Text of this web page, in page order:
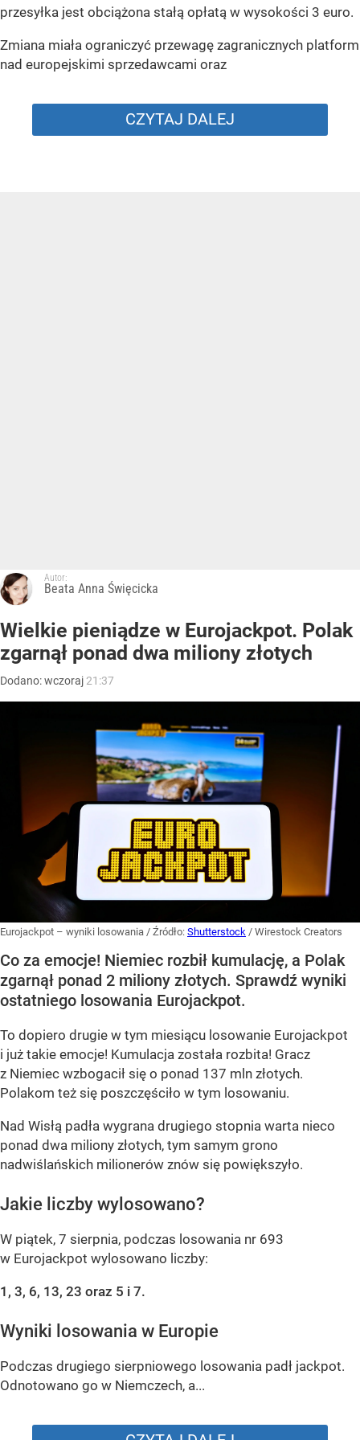
przesyłka jest obciążona stałą opłatą w wysokości 3 euro.
Zmiana miała ograniczyć przewagę zagranicznych platform
nad europejskimi sprzedawcami oraz
CZYTAJ DALEJ
Autor:
Beata Anna Święcicka
Wielkie pieniądze w Eurojackpot. Polak
zgarnął ponad dwa miliony złotych
Dodano:wczoraj 21:37
Eurojackpot – wyniki losowania / Źródło: Shutterstock / Wirestock Creators
Co za emocje! Niemiec rozbił kumulację, a Polak
zgarnął ponad 2 miliony złotych. Sprawdź wyniki
ostatniego losowania Eurojackpot.
To dopiero drugie w tym miesiącu losowanie Eurojackpot
i już takie emocje! Kumulacja została rozbita! Gracz
z Niemiec wzbogacił się o ponad 137 mln złotych.
Polakom też się poszczęściło w tym losowaniu.
Nad Wisłą padła wygrana drugiego stopnia warta nieco
ponad dwa miliony złotych, tym samym grono
nadwiślańskich milionerów znów się powiększyło.
Jakie liczby wylosowano?
W piątek, 7 sierpnia, podczas losowania nr 693
w Eurojackpot wylosowano liczby:
1, 3, 6, 13, 23 oraz 5 i 7.
Wyniki losowania w Europie
Podczas drugiego sierpniowego losowania padł jackpot.
Odnotowano go w Niemczech, a...